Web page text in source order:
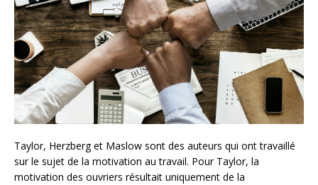
Taylor, Herzberg et Maslow sont des auteurs qui ont travaillé
sur le sujet de la motivation au travail. Pour Taylor, la
motivation des ouvriers résultait uniquement de la